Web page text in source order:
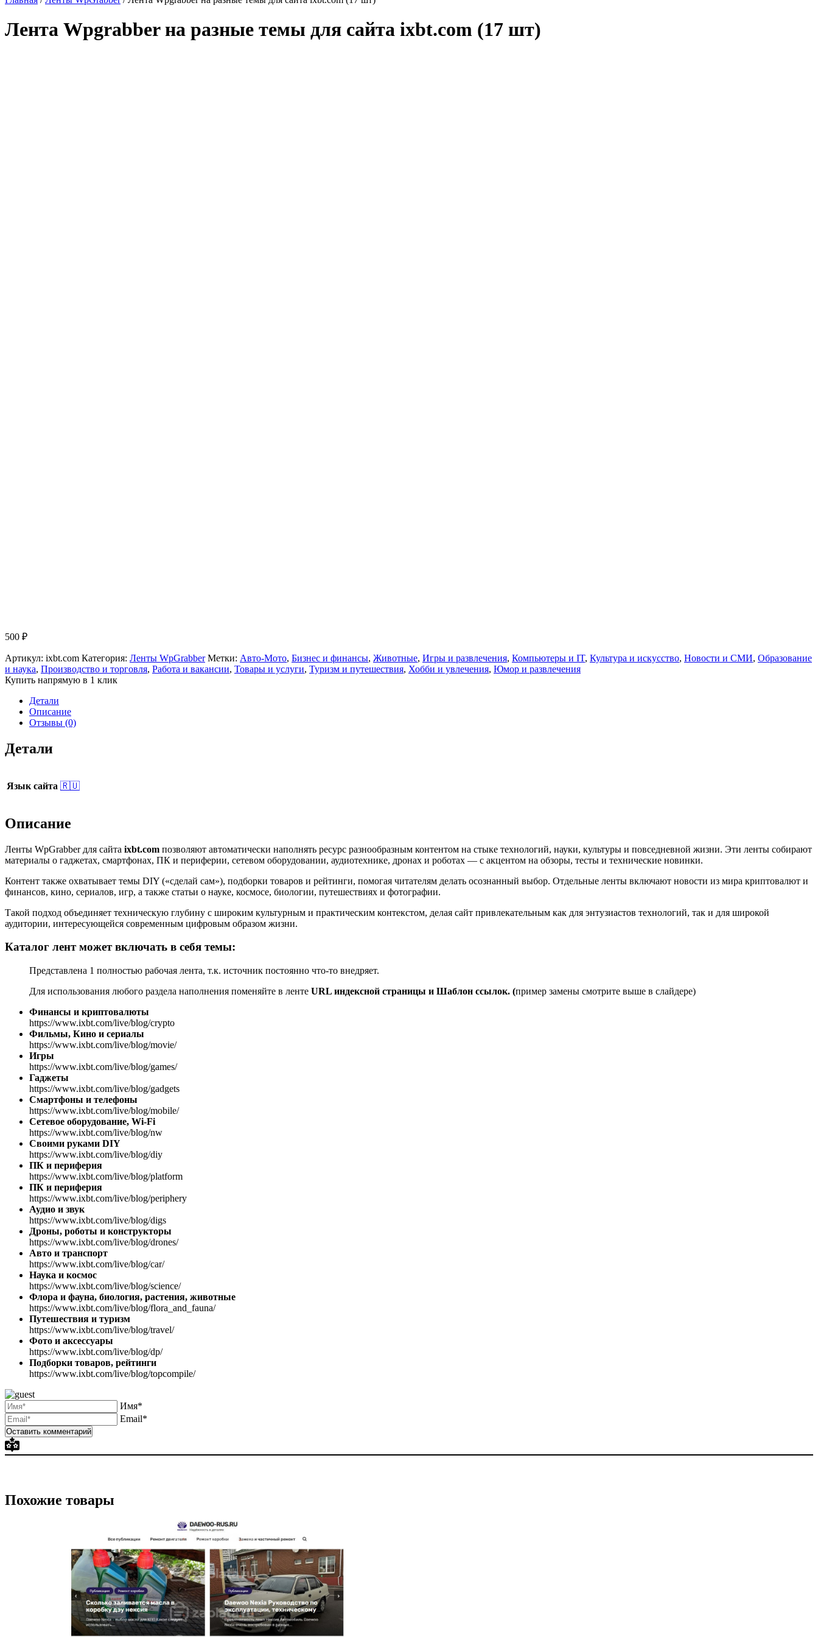
Лента Wpgrabber на разные темы для сайта ixbt.com (17 шт)
500 ₽
Артикул: ixbt.com Категория: Ленты WpGrabber Метки: Авто-Мото, Бизнес и финансы, Животные, Игры и развлечения, Компьютеры и IT, Культура и искусство, Новости и СМИ, Образование
и наука, Производство и торговля, Работа и вакансии, Товары и услуги, Туризм и путешествия, Хобби и увлечения, Юмор и развлечения
Купить напрямую в 1 клик
Детали
Описание
Отзывы (0)
Детали
Язык сайта 🇷🇺
Описание
Ленты WpGrabber для сайта ixbt.com позволяют автоматически наполнять ресурс разнообразным контентом на стыке технологий, науки, культуры и повседневной жизни. Эти ленты собирают
материалы о гаджетах, смартфонах, ПК и периферии, сетевом оборудовании, аудиотехнике, дронах и роботах — с акцентом на обзоры, тесты и технические новинки.
Контент также охватывает темы DIY («сделай сам»), подборки товаров и рейтинги, помогая читателям делать осознанный выбор. Отдельные ленты включают новости из мира криптовалют и
финансов, кино, сериалов, игр, а также статьи о науке, космосе, биологии, путешествиях и фотографии.
Такой подход объединяет техническую глубину с широким культурным и практическим контекстом, делая сайт привлекательным как для энтузиастов технологий, так и для широкой
аудитории, интересующейся современным цифровым образом жизни.
Каталог лент может включать в себя темы:
Представлена 1 полностью рабочая лента, т.к. источник постоянно что-то внедряет.
Для использования любого раздела наполнения поменяйте в ленте URL индексной страницы и Шаблон ссылок. (пример замены смотрите выше в слайдере)
Финансы и криптовалюты
https://www.ixbt.com/live/blog/crypto
Фильмы, Кино и сериалы
https://www.ixbt.com/live/blog/movie/
Игры
https://www.ixbt.com/live/blog/games/
Гаджеты
https://www.ixbt.com/live/blog/gadgets
Смартфоны и телефоны
https://www.ixbt.com/live/blog/mobile/
Сетевое оборудование, Wi-Fi
https://www.ixbt.com/live/blog/nw
Своими руками DIY
https://www.ixbt.com/live/blog/diy
ПК и периферия
https://www.ixbt.com/live/blog/platform
ПК и периферия
https://www.ixbt.com/live/blog/periphery
Аудио и звук
https://www.ixbt.com/live/blog/digs
Дроны, роботы и конструкторы
https://www.ixbt.com/live/blog/drones/
Авто и транспорт
https://www.ixbt.com/live/blog/car/
Наука и космос
https://www.ixbt.com/live/blog/science/
Флора и фауна, биология, растения, животные
https://www.ixbt.com/live/blog/flora_and_fauna/
Путешествия и туризм
https://www.ixbt.com/live/blog/travel/
Фото и аксессуары
https://www.ixbt.com/live/blog/dp/
Подборки товаров, рейтинги
https://www.ixbt.com/live/blog/topcompile/
Имя*
Email*
Похожие товары